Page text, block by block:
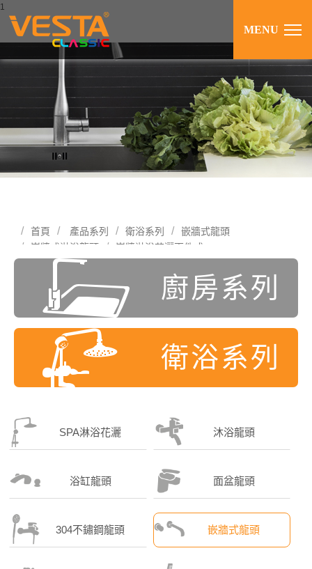
1
MENU
首頁 產品系列 衛浴系列
嵌牆式龍頭
嵌牆式淋浴龍頭
崁牆淋浴花灑兩件式
廚房系列
衛浴系列
SPA淋浴花灑 沐浴龍頭
浴缸龍頭 面盆龍頭
304不鏽鋼龍頭 嵌牆式龍頭